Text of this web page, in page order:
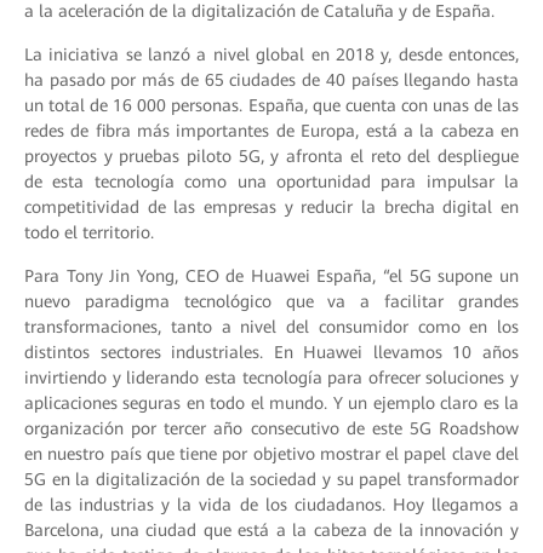
a la aceleración de la digitalización de Cataluña y de España.
La iniciativa se lanzó a nivel global en 2018 y, desde entonces,
ha pasado por más de 65 ciudades de 40 países llegando hasta
un total de 16 000 personas. España, que cuenta con unas de las
redes de fibra más importantes de Europa, está a la cabeza en
proyectos y pruebas piloto 5G, y afronta el reto del despliegue
de esta tecnología como una oportunidad para impulsar la
competitividad de las empresas y reducir la brecha digital en
todo el territorio.
Para Tony Jin Yong, CEO de Huawei España, “el 5G supone un
nuevo paradigma tecnológico que va a facilitar grandes
transformaciones, tanto a nivel del consumidor como en los
distintos sectores industriales. En Huawei llevamos 10 años
invirtiendo y liderando esta tecnología para ofrecer soluciones y
aplicaciones seguras en todo el mundo. Y un ejemplo claro es la
organización por tercer año consecutivo de este 5G Roadshow
en nuestro país que tiene por objetivo mostrar el papel clave del
5G en la digitalización de la sociedad y su papel transformador
de las industrias y la vida de los ciudadanos. Hoy llegamos a
Barcelona, una ciudad que está a la cabeza de la innovación y